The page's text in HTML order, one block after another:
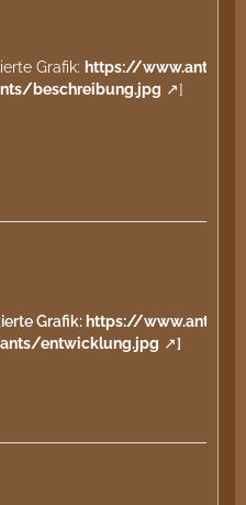
Grafik: https://
beschreibung.jpg
]
Grafik: https://
entwicklung.jpg
]